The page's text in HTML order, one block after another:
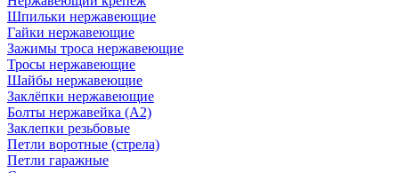
Шпильки нержавеющие
Гайки нержавеющие
Зажимы троса нержавеющие
Тросы нержавеющие
Шайбы нержавеющие
Заклёпки нержавеющие
Болты нержавейка (А2)
Заклепки резьбовые
Петли воротные (стрела)
Петли гаражные